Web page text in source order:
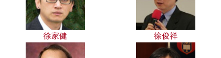
徐家健 徐俊祥